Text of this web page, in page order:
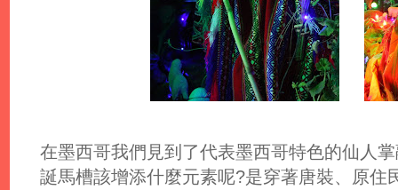
在墨西哥我們見到了代表墨西哥特色的仙人
誕馬槽該增添什麼元素呢?是穿著唐裝、原住